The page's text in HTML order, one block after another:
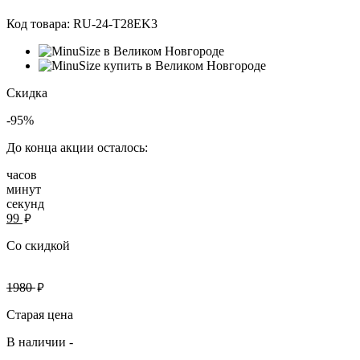
Код товара: RU-24-T28EK3
Скидка
-95%
До конца акции осталось:
часов
минут
секунд
99 руб.
Со скидкой
1980руб.
Старая цена
В наличии -